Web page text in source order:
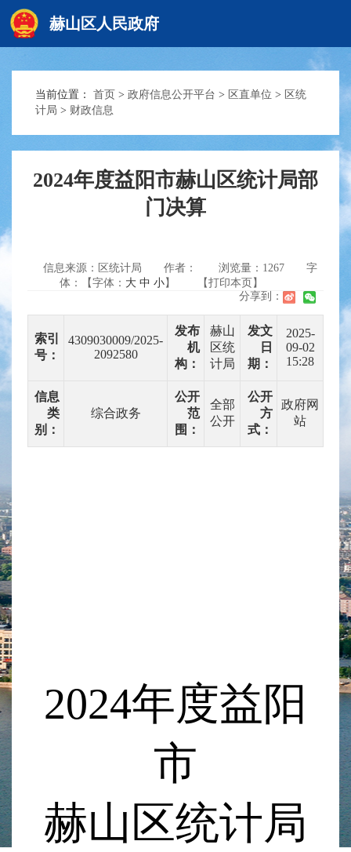
赫山区人民政府
赫山首页
信息公开
互动交流
当前位置： 首页 > 政府信息公开平台 > 区直单位 > 区统
计局 > 财政信息
2024年度益阳市赫山区统计局部
门决算
信息来源：区统计局 作者： 浏览量： 1267
字
体：【字体： 大 中 小】
【打印本页】
分享到：
索引
号：
4309030009/2025-
2092580
发布
机
构：
赫山
区统
计局
发文
日
期：
2025-
09-02
15:28
信息
类
别：
综合政务
公开
范
围：
全部
公开
公开
方
式：
政府网
站
2024年度益阳
市
赫山区统计局